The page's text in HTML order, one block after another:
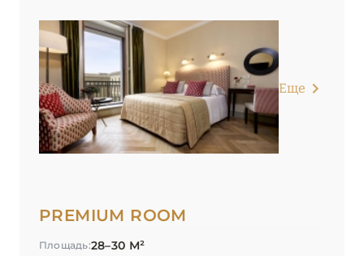
The St. Regis Florence
Villa Cora
ФОРТЕ-ДЕЙ-МАРМИ
АДИДЖЕ
Еще
PREMIUM ROOM
Площадь:28–30 М²